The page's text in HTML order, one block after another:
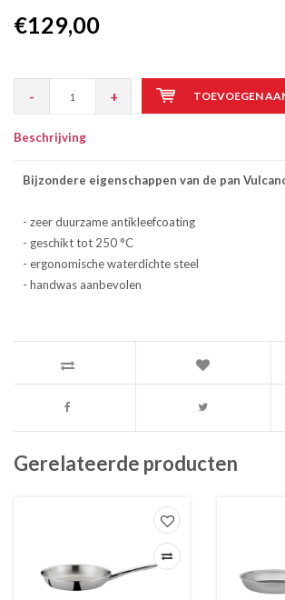
€129,00
- + TOEVOEGEN
Beschrijving
Bijzondere eigenschappen van de pan
- zeer duurzame antikleefcoating
- geschikt tot 250 °C
- ergonomische waterdichte steel
- handwas aanbevolen
Gerelateerde producten